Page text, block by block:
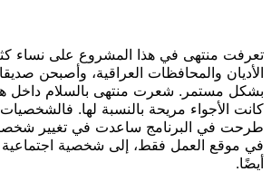
تعرفت منتهى في هذا المشروع على نساء
الأديان والمحافظات العراقية، وأصبحن
بشكل مستمر. شعرت منتهى بالسلام داخل
كانت الأجواء مريحة بالنسبة لها. فالشخصيات
طرحت في البرنامج ساعدت في تغيير
في موقع العمل فقط، إلى شخصية
أيضًا.